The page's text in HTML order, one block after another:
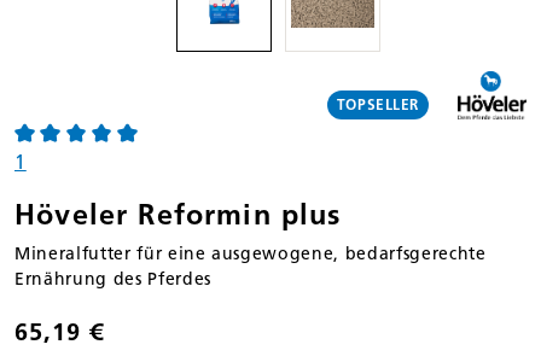
TOPSELLER
Durchschnittliche Bewertung von 5 von 5 Sternen
1
Höveler Reformin plus
Mineralfutter für eine ausgewogene, bedarfsgerechte
Ernährung des Pferdes
65,19 €